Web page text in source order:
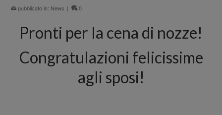
pubblicato in: News | 0
Pronti per la cena di nozze!
Congratulazioni felicissime
agli sposi!